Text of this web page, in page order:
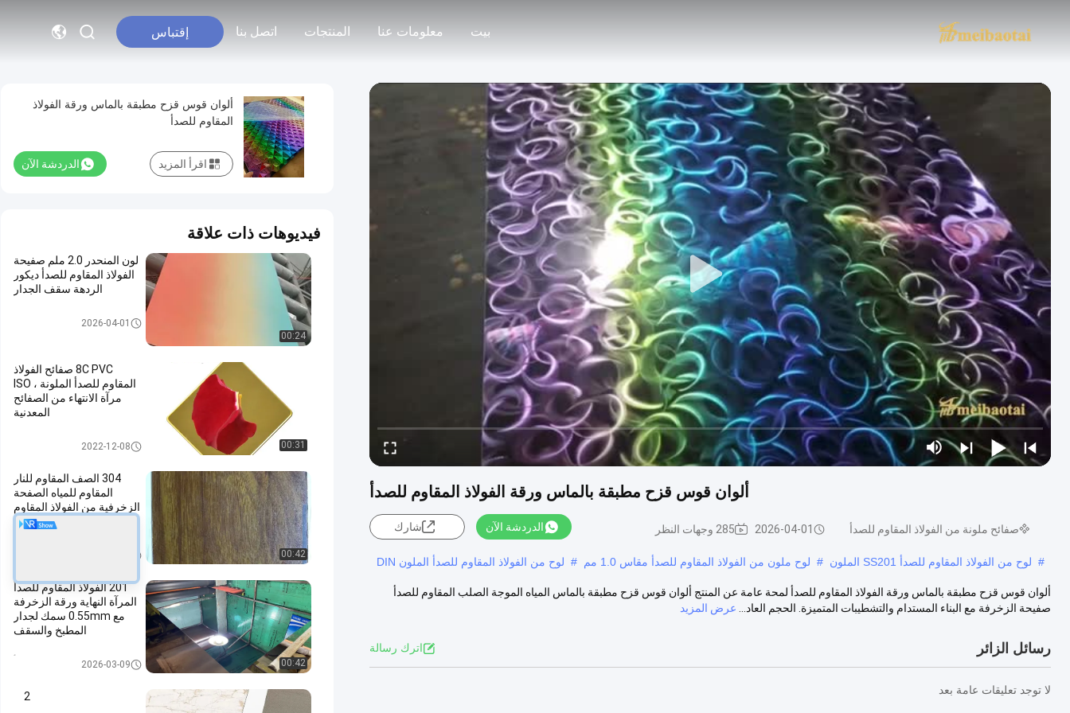
بيت معلومات عنا المنتجات اتصل بنا إقتباس
ألوان قوس قزح مطبقة بالماس ورقة الفولاذ المقاوم للصدأ
صفائح ملونة من الفولاذ المقاوم للصدأ 2026-04-01 285 وجهات النظر الدردشة الآن شارك
# لوح من الفولاذ المقاوم للصدأ SS201 الملون # لوح ملون من الفولاذ المقاوم للصدأ مقاس 1.0 مم # لوح من الفولاذ المقاوم للصدأ الملون DIN
ألوان قوس قزح مطبقة بالماس ورقة الفولاذ المقاوم للصدأ لمحة عامة عن المنتج ألوان قوس قزح مطبقة بالماس المياه الموجة الصلب المقاوم للصدأ
صفيحة الزخرفة مع البناء المستدام والتشطيبات المتميزة. الحجم العاد...
عرض المزيد
رسائل الزائر اترك رسالة
لا توجد تعليقات عامة بعد
ألوان قوس قزح مطبقة بالماس ورقة الفولاذ
المقاوم للصدأ
الدردشة الآن اقرأ المزيد
فيديوهات ذات علاقة
00:24
لون المنحدر 2.0 ملم صفيحة
الفولاذ المقاوم للصدأ ديكور
الردهة سقف الجدار
صفائح ملونة من الفولاذ المقاوم لل
2026-04-01
00:31
8C PVC صفائح الفولاذ
المقاوم للصدأ الملونة ، ISO
مرآة الانتهاء من الصفائح
المعدنية
صفائح ملونة من الفولاذ المقاوم لل
2022-12-08
00:42
304 الصف المقاوم للنار
المقاوم للمياه الصفحة
الزخرفية من الفولاذ المقاوم
للصدأ للوحة الجدار
00:42
201 الفولاذ المقاوم للصدأ
المرآة النهاية ورقة الزخرفة
مع 0.55mm سمك لجدار
المطبخ والسقف
ورقة ديكور الفولاذ المقاوم للصدأ
2026-03-09
2